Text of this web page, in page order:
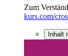
Zum
kurs.com/
Inhalt